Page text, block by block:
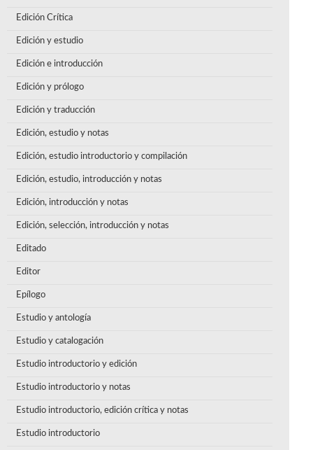
Edición Crítica
Edición y estudio
Edición e introducción
Edición y prólogo
Edición y traducción
Edición, estudio y notas
Edición, estudio introductorio y compilación
Edición, estudio, introducción y notas
Edición, introducción y notas
Edición, selección, introducción y notas
Editado
Editor
Epílogo
Estudio y antología
Estudio y catalogación
Estudio introductorio y edición
Estudio introductorio y notas
Estudio introductorio, edición crítica y notas
Estudio introductorio